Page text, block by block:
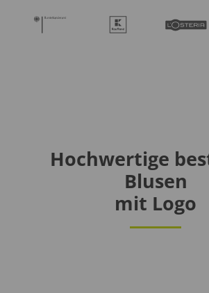
Hochwertige
Blusen
mit Logo